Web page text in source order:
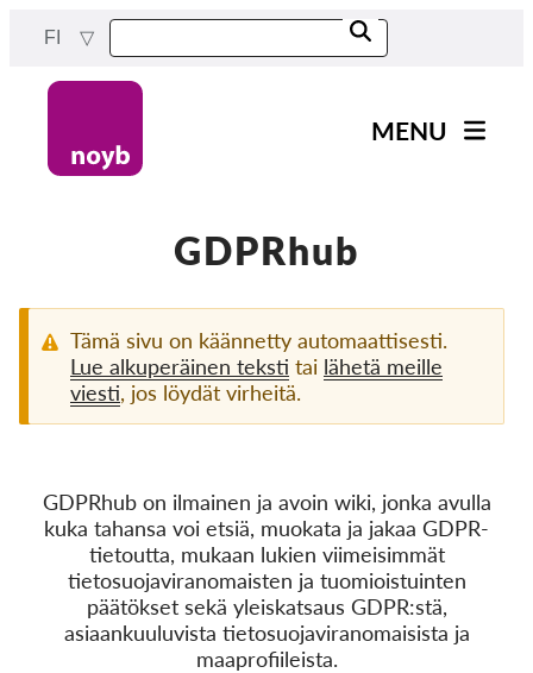
content
FI
MENU
Työmme
Tapaukset DPA:ta kohti
Kaikki tapaukset
Tue meitä!
Jäsenyys
Lahjoitukset
Sponsorointi
GDPRhub
Tämä sivu on käännetty automaattisesti.
Lue alkuperäinen teksti tai lähetä meille
viesti, jos löydät virheitä.
GDPRhub on ilmainen ja avoin wiki, jonka avulla
kuka tahansa voi etsiä, muokata ja jakaa GDPR-
tietoutta, mukaan lukien viimeisimmät
tietosuojaviranomaisten ja tuomioistuinten
päätökset sekä yleiskatsaus GDPR:stä,
asiaankuuluvista tietosuojaviranomaisista ja
maaprofiileista.